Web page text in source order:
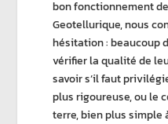
bon fonctionnement
Geotellurique, nous
hésitation : beaucoup
vérifier la qualité de
savoir s’il faut
plus rigoureuse, ou le
terre, bien plus simple